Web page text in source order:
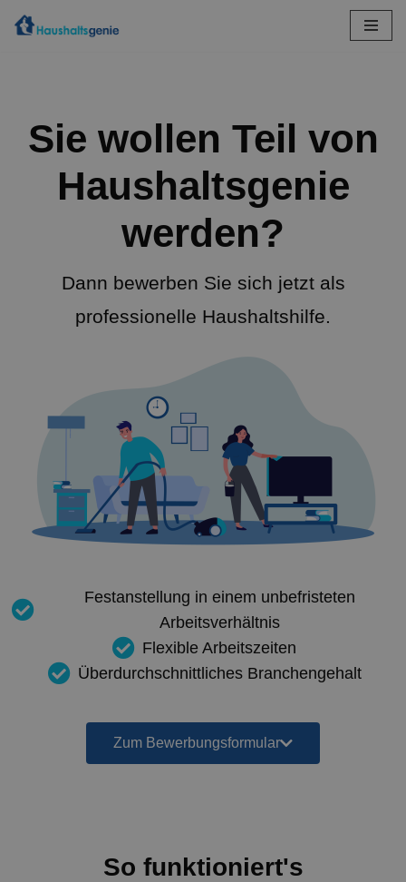
Sie wollen Teil von
Haushaltsgenie
werden?
Dann bewerben Sie sich jetzt als
professionelle Haushaltshilfe.
Festanstellung in einem unbefristeten
Arbeitsverhältnis
Flexible Arbeitszeiten
Überdurchschnittliches Branchengehalt
Zum Bewerbungsformular
So funktioniert's